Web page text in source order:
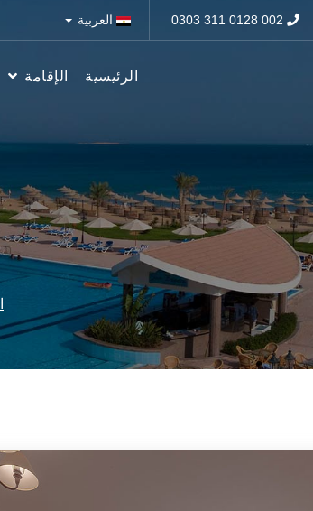
العربية
الرئيسية الإقامة